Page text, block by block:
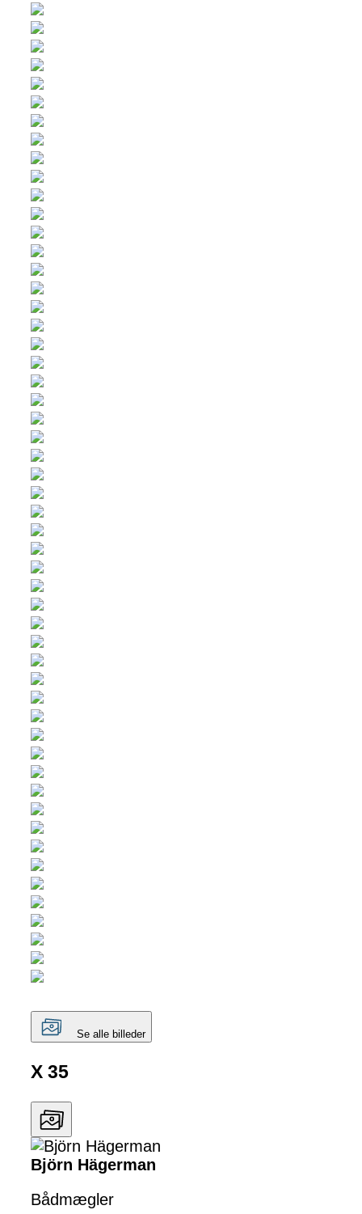
Se alle billeder
X 35
Björn Hägerman
Bådmægler